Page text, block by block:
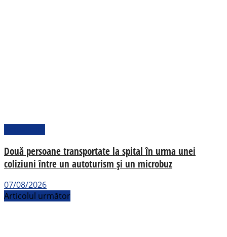
Două persoane transportate la spital în urma unei
coliziuni între un autoturism și un microbuz
07/08/2026
Articolul următor